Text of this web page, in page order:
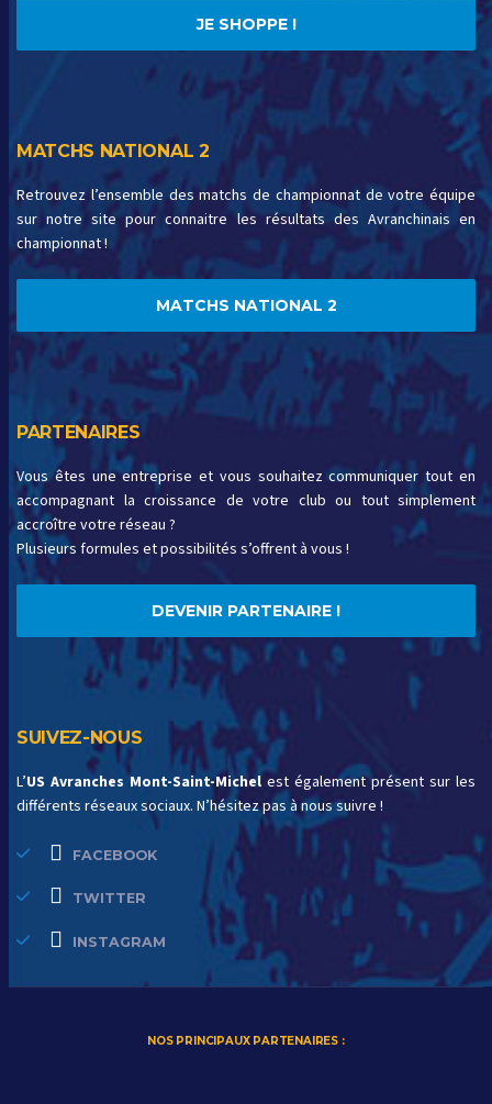
JE SHOPPE !
MATCHS NATIONAL 2
Retrouvez l’ensemble des matchs de championnat de votre équipe
sur notre site pour connaitre les résultats des Avranchinais en
championnat !
MATCHS NATIONAL 2
PARTENAIRES
Vous êtes une entreprise et vous souhaitez communiquer tout en
accompagnant la croissance de votre club ou tout simplement
accroître votre réseau ?
Plusieurs formules et possibilités s’offrent à vous !
DEVENIR PARTENAIRE !
SUIVEZ-NOUS
L’US Avranches Mont-Saint-Michel est également présent sur les
différents réseaux sociaux. N’hésitez pas à nous suivre !
FACEBOOK
TWITTER
INSTAGRAM
NOS PRINCIPAUX PARTENAIRES :